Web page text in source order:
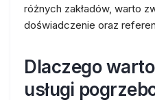
różnych zakładów, warto
doświadczenie oraz
Dlaczego
usługi